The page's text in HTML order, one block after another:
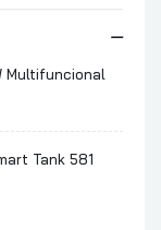
Multifuncional
Tank 581